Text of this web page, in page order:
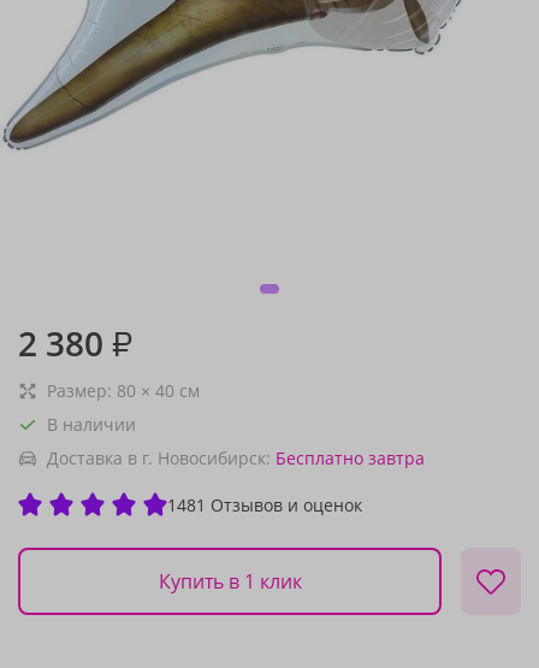
2 380 ₽
Размер: 80 × 40 см
В наличии
Доставка в г. Новосибирск: Бесплатно завтра
1481 Отзывов и оценок
Купить в 1 клик